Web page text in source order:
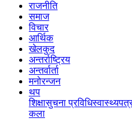
राजनीति
समाज
विचार
आर्थिक
खेलकुद
अन्तर्राष्ट्रिय
अन्तर्वार्ता
मनोरन्जन
थप
शिक्षासुचना प्रविधिस्वास्थ्य
कला